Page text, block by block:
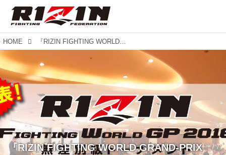
HOME 『RIZIN FIGHTING WORLD GRAND-PRIX 2016 無差別級トーナメント開幕戦』重大発表！ 8.1緊急記者会見‼︎
『RIZIN FIGHTING WORLD GRAND-PRIX